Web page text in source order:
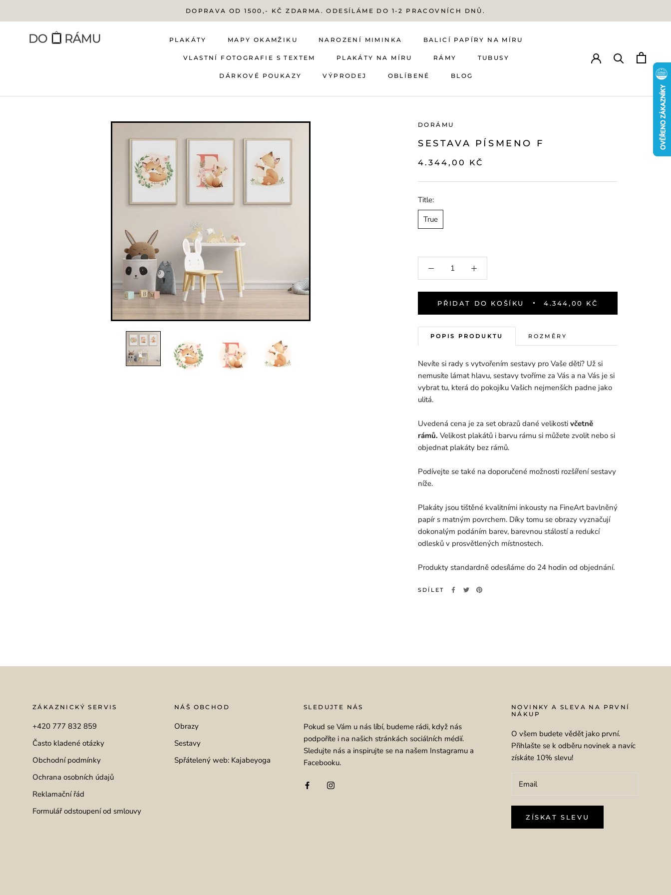
DOPRAVA OD 1500,- KČ ZDARMA. ODESÍLÁME DO 1-2 PRACOVNÍCH DNŮ.
PLAKÁTY MAPY OKAMŽIKU
MAPY OKAMŽIKU
NAROZENÍ MIMINKA
NAROZENÍ MIMINKA
BALICÍ PAPÍRY NA MÍRU
BALICÍ PAPÍRY NA MÍRU
VLASTNÍ FOTOGRAFIE S TEXTEM
VLASTNÍ FOTOGRAFIE S TEXTEM
PLAKÁTY NA MÍRU
PLAKÁTY NA MÍRU
RÁMY
RÁMY
TUBUSY
DÁRKOVÉ POUKAZY
DÁRKOVÉ POUKAZY VÝPRODEJ
VÝPRODEJ OBLÍBENÉ
OBLÍBENÉ BLOG
BLOG
DORÁMU
SESTAVA PÍSMENO F
4.344,00 KČ
Title:
True
PŘIDAT DO KOŠÍKU 4.344,00 KČ
POPIS PRODUKTU
Nevíte si rady s vytvořením sestavy pro Vaše děti? Už si
nemusíte lámat hlavu, sestavy tvoříme za Vás a na Vás je si
vybrat tu, která do pokojíku Vašich nejmenších padne jako
ulitá.
Uvedená cena je za set obrazů dané velikosti včetně
rámů. Velikost plakátů i barvu rámu si můžete zvolit nebo si
objednat plakáty bez rámů.
Podívejte se také na doporučené možnosti rozšíření sestavy
níže.
Plakáty jsou tištěné kvalitními inkousty na FineArt bavlněný
papír s matným povrchem. Díky tomu se obrazy vyznačují
dokonalým podáním barev, barevnou stálostí a redukcí
odlesků v prosvětlených místnostech.
Produkty standardně odesíláme do 24 hodin od objednání.
ROZMĚRY
SDÍLET
ZÁKAZNICKÝ SERVIS
+420 777 832 859
Často kladené otázky
Obchodní podmínky
Ochrana osobních údajů
Reklamační řád
Formulář odstoupení od smlouvy
NÁŠ OBCHOD
Obrazy
Sestavy
Spřátelený web: Kajabeyoga
SLEDUJTE NÁS
Pokud se Vám u nás líbí, budeme rádi, když nás
podpoříte i na našich stránkách sociálních médií.
Sledujte nás a inspirujte se na našem Instagramu a
Facebooku.
NOVINKY A SLEVA NA PRVNÍ
NÁKUP
O všem budete vědět jako první.
Přihlašte se k odběru novinek a navíc
získáte 10% slevu!
ZÍSKAT SLEVU